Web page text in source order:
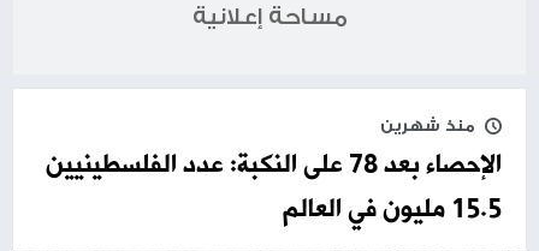
مساحة إعلانية
منذ شهرين
الإحصاء بعد 78 على النكبة: عدد الفلسطينيين
15.5 مليون في العالم